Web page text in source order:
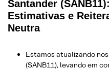
Santander
Estimativas e
Neutra
Estamos atualizando
(SANB11), levando em